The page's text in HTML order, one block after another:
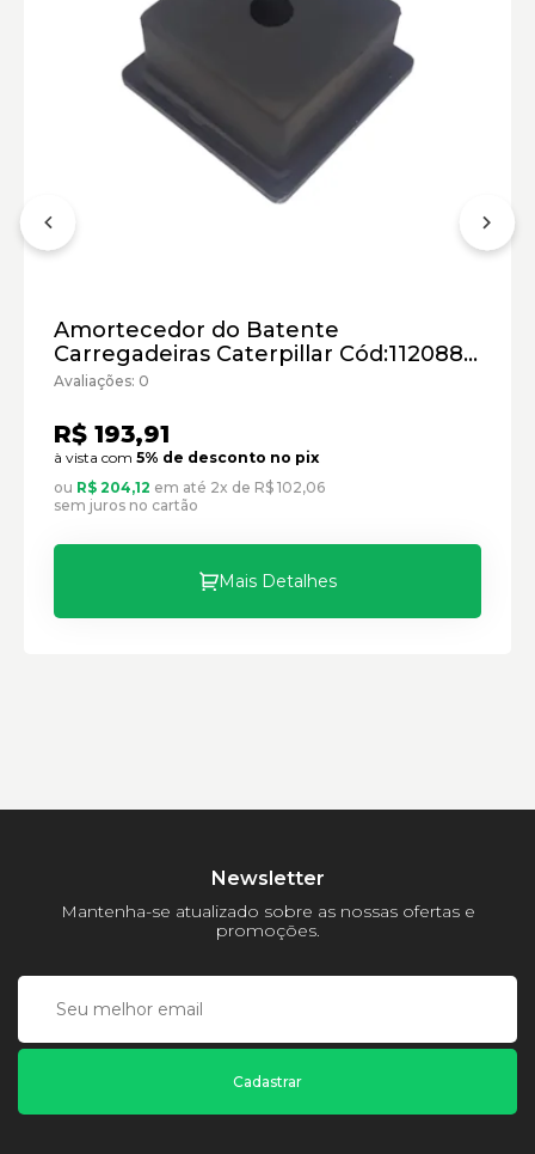
Amortecedor do Batente
Carregadeiras Caterpillar Cód:1120885
- Paralelo
Avaliações: 0
R$ 193,91
à vista com 5% de desconto no pix
ou R$ 204,12 em até 2x de R$ 102,06
sem juros no cartão
Mais Detalhes
Newsletter
Mantenha-se atualizado sobre as nossas ofertas e
promoções.
Cadastrar